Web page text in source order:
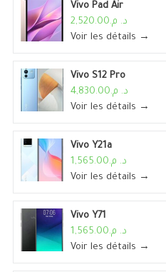
Vivo Pad Air
د. م.2,520.00
Voir les détails →
Vivo S12 Pro
د. م.4,830.00
Voir les détails →
Vivo Y21a
د. م.1,565.00
Voir les détails →
Vivo Y71
د. م.1,565.00
Voir les détails →